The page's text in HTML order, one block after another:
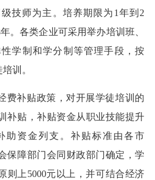
技师为主。培养期限为1年到2
。各类企业可采用举办培训班、
学制和学分制等管理手段，按
训。
费补贴政策，对开展学徒培训的
补贴，补贴资金从职业技能提升
助资金列支。补贴标准由各市
保障部门会同财政部门确定，学
则上5000元以上，并可结合经济